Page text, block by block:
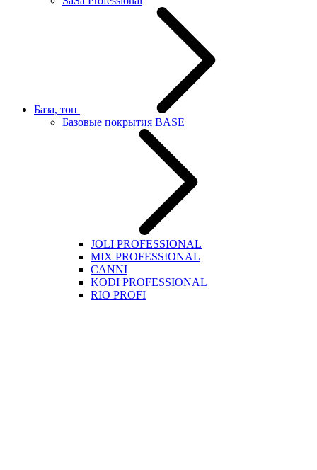
База, топ
Базовые покрытия BASE
JOLI PROFESSIONAL
MIX PROFESSIONAL
CANNI
KODI PROFESSIONAL
RIO PROFI